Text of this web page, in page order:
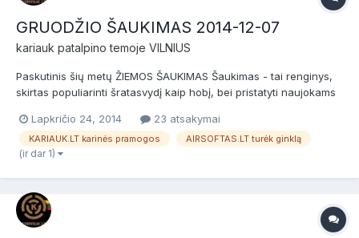
GRUODŽIO ŠAUKIMAS 2014-12-07
kariauk patalpino temoje VILNIUS
Paskutinis šių metų ŽIEMOS ŠAUKIMAS Šaukimas - tai renginys,
skirtas populiarinti šratasvydį kaip hobį, bei pristatyti naujokams
(nuomininkams) ir patyrusiems žaidėjams bei airsofto
komandoms. Prieš žaidimą bus NEMOKAMI dviejų valandų b...
Lapkričio 24, 2014 23 atsakymai
KARIAUK.LT karinės pramogos AIRSOFTAS.LT turėk ginklą
(ir dar 1)